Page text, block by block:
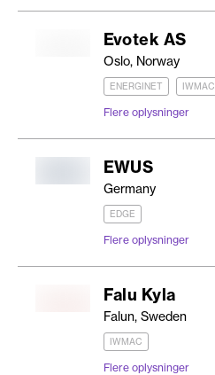
Evotek AS
Oslo, Norway
ENERGINET IWMAC
Flere oplysninger
EWUS
Germany
EDGE
Flere oplysninger
Falu Kyla
Falun, Sweden
IWMAC
Flere oplysninger